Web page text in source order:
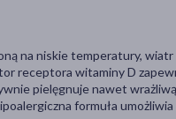
na niskie temperatury,
receptora witaminy D
pielęgnuje nawet
formuła